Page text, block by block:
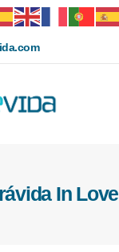
In Love